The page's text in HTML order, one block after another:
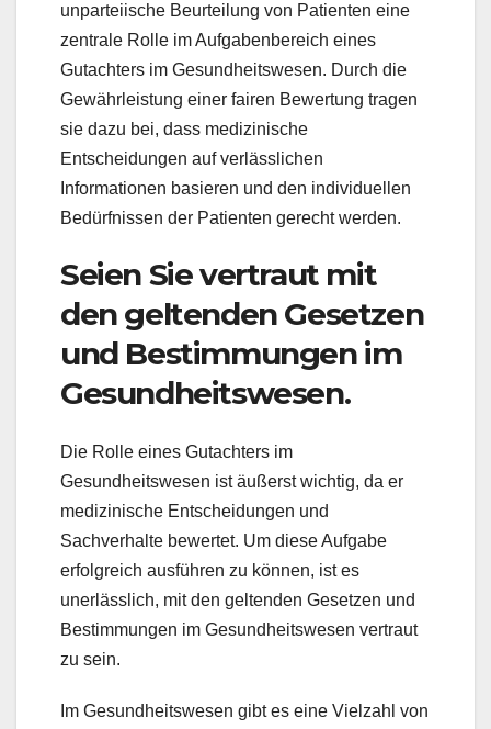
unparteiische Beurteilung von Patienten eine
zentrale Rolle im Aufgabenbereich eines
Gutachters im Gesundheitswesen. Durch die
Gewährleistung einer fairen Bewertung tragen
sie dazu bei, dass medizinische
Entscheidungen auf verlässlichen
Informationen basieren und den individuellen
Bedürfnissen der Patienten gerecht werden.
Seien Sie vertraut mit
den geltenden Gesetzen
und Bestimmungen im
Gesundheitswesen.
Die Rolle eines Gutachters im
Gesundheitswesen ist äußerst wichtig, da er
medizinische Entscheidungen und
Sachverhalte bewertet. Um diese Aufgabe
erfolgreich ausführen zu können, ist es
unerlässlich, mit den geltenden Gesetzen und
Bestimmungen im Gesundheitswesen vertraut
zu sein.
Im Gesundheitswesen gibt es eine Vielzahl von